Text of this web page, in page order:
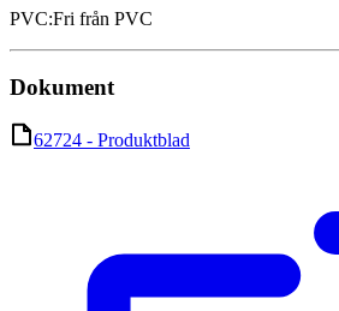
PVC:Fri från PVC
Dokument
62724 - Produktblad